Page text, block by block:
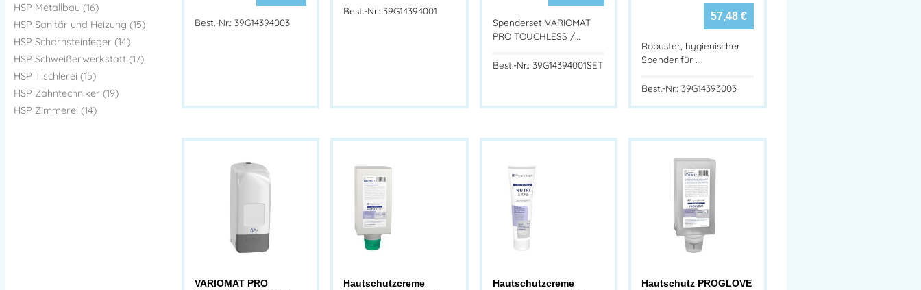
HSP Metallbau (16)
HSP Sanitär und Heizung (15)
HSP Schornsteinfeger (14)
HSP Schweißerwerkstatt (17)
HSP Tischlerei (15)
HSP Zahntechniker (19)
HSP Zimmerei (14)
Best.-Nr.: 39G14394003
Best.-Nr.: 39G14394001
Spenderset VARIOMAT
PRO TOUCHLESS /…
Best.-Nr.: 39G14394001SET
57,48 €
Robuster, hygienischer
Spender für …
Best.-Nr.: 39G14393003
VARIOMAT PRO
Hautschutzcreme
Hautschutzcreme
Hautschutz PROGLOVE